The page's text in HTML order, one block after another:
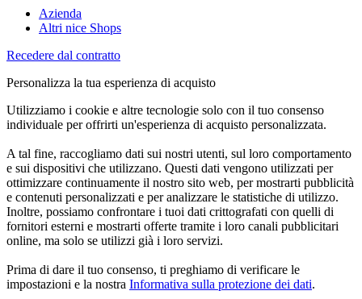
Azienda
Altri nice Shops
Recedere dal contratto
Personalizza la tua esperienza di acquisto
Utilizziamo i cookie e altre tecnologie solo con il tuo consenso
individuale per offrirti un'esperienza di acquisto personalizzata.
A tal fine, raccogliamo dati sui nostri utenti, sul loro comportamento
e sui dispositivi che utilizzano. Questi dati vengono utilizzati per
ottimizzare continuamente il nostro sito web, per mostrarti pubblicità
e contenuti personalizzati e per analizzare le statistiche di utilizzo.
Inoltre, possiamo confrontare i tuoi dati crittografati con quelli di
fornitori esterni e mostrarti offerte tramite i loro canali pubblicitari
online, ma solo se utilizzi già i loro servizi.
Prima di dare il tuo consenso, ti preghiamo di verificare le
impostazioni e la nostra Informativa sulla protezione dei dati.